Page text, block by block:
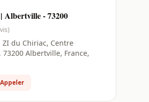
Albertville - 73200
ZI du Chiriac, Centre
73200 Albertville, France,
Appeler